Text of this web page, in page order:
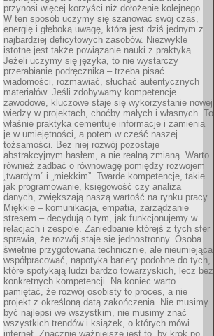
przynosi więcej korzyści niż dołożenie kolejnego.
W ten sposób uczymy się szanować swój czas,
energię i głęboką uwagę, która jest dziś jednym z
najbardziej deficytowych zasobów. Niezwykle
istotne jest także powiązanie nauki z praktyką.
Jeżeli uczymy się języka, to nie wystarczy
przerabianie podręcznika – trzeba pisać
wiadomości, rozmawiać, słuchać autentycznych
materiałów. Jeśli zdobywamy kompetencje
zawodowe, kluczowe staje się wykorzystanie nowej
wiedzy w projektach, choćby małych i własnych. To
właśnie praktyka cementuje informacje i zamienia
je w umiejętności, a potem w część naszej
tożsamości. Bez niej rozwój pozostaje
abstrakcyjnym hasłem, a nie realną zmianą. Warto
również zadbać o równowagę pomiędzy rozwojem
„twardym” i „miękkim”. Twarde kompetencje, takie
jak programowanie, księgowość czy analiza
danych, zwiększają naszą wartość na rynku pracy.
Miękkie – komunikacja, empatia, zarządzanie
stresem – decydują o tym, jak funkcjonujemy w
relacjach i zespole. Zaniedbanie którejś z tych sfer
sprawia, że rozwój staje się jednostronny. Osoba
świetnie przygotowana technicznie, ale nieumiejąca
współpracować, napotyka bariery podobne do tych,
które spotykają ludzi bardzo towarzyskich, lecz bez
konkretnych kompetencji. Na koniec warto
pamiętać, że rozwój osobisty to proces, a nie
projekt z określoną datą zakończenia. Nie musimy
być najlepsi we wszystkim, nie musimy znać
wszystkich trendów i książek, o których mówi
internet. Znacznie ważniejsze jest to, by krok po